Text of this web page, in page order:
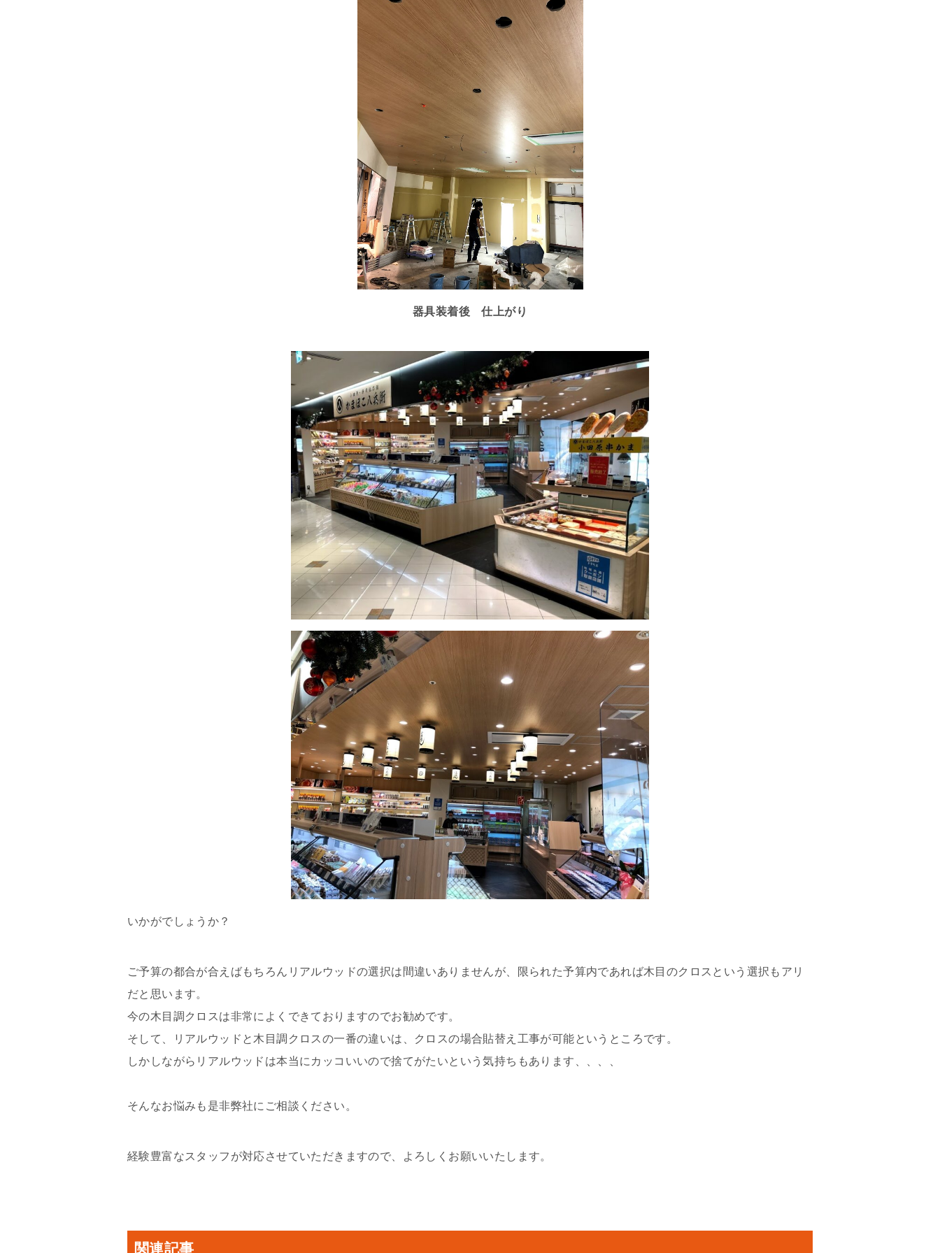
器具装着後 仕上がり
いかがでしょうか？
ご予算の都合が合えばもちろんリアルウッドの選択は間違いありませんが、限られた予算内であれば木目のクロスという選択もアリ
だと思います。
今の木目調クロスは非常によくできておりますのでお勧めです。
そして、リアルウッドと木目調クロスの一番の違いは、クロスの場合貼替え工事が可能というところです。
しかしながらリアルウッドは本当にカッコいいので捨てがたいという気持ちもあります、、、、
そんなお悩みも是非弊社にご相談ください。
経験豊富なスタッフが対応させていただきますので、よろしくお願いいたします。
関連記事